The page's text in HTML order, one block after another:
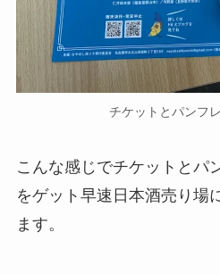
チケットとパンフ
こんな感じでチケットとパ
をゲット早速日本酒売り場
ます。